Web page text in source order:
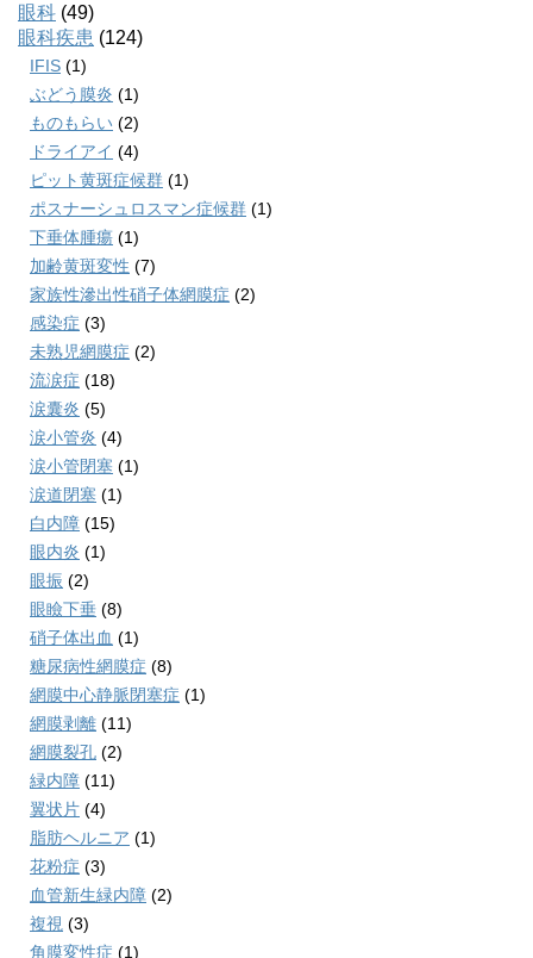
眼科 (49)
眼科疾患 (124)
IFIS (1)
ぶどう膜炎 (1)
ものもらい (2)
ドライアイ (4)
ピット黄斑症候群 (1)
ポスナーシュロスマン症候群 (1)
下垂体腫瘍 (1)
加齢黄斑変性 (7)
家族性滲出性硝子体網膜症 (2)
感染症 (3)
未熟児網膜症 (2)
流涙症 (18)
涙囊炎 (5)
涙小管炎 (4)
涙小管閉塞 (1)
涙道閉塞 (1)
白内障 (15)
眼内炎 (1)
眼振 (2)
眼瞼下垂 (8)
硝子体出血 (1)
糖尿病性網膜症 (8)
網膜中心静脈閉塞症 (1)
網膜剥離 (11)
網膜裂孔 (2)
緑内障 (11)
翼状片 (4)
脂肪ヘルニア (1)
花粉症 (3)
血管新生緑内障 (2)
複視 (3)
角膜変性症 (1)